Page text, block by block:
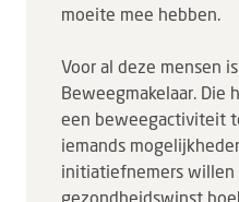
moeite mee hebben.
Voor al deze mensen
Beweegmakelaar. Die
een beweegactiviteit
iemands
initiatiefnemers
gezondheidswinst